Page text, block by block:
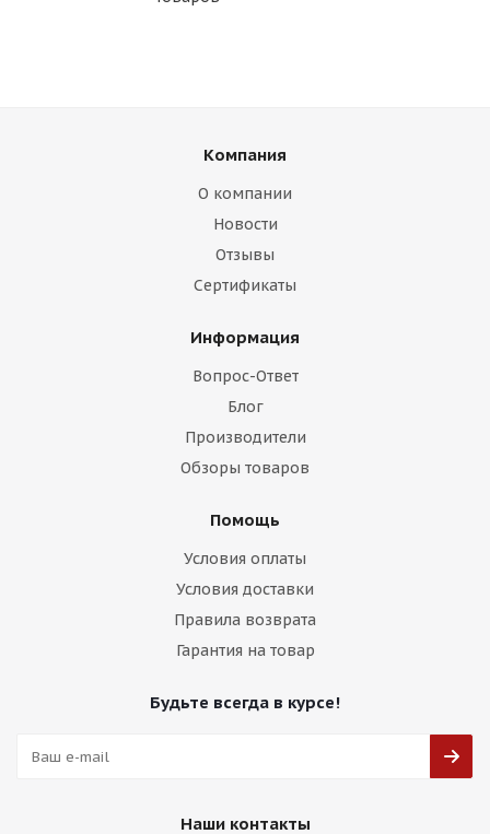
Компания
О компании
Новости
Отзывы
Сертификаты
Информация
Вопрос-Ответ
Блог
Производители
Обзоры товаров
Помощь
Условия оплаты
Условия доставки
Правила возврата
Гарантия на товар
Будьте всегда в курсе!
Наши контакты